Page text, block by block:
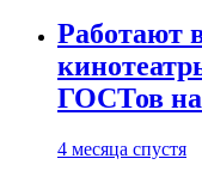
Работают
ГОСТов
4 месяца спустя